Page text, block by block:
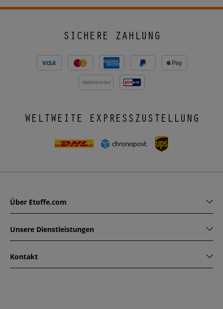
SICHERE ZAHLUNG
ÜBERWEISUNG
WELTWEITE EXPRESSZUSTELLUNG
Über Etoffe.com
Unsere Dienstleistungen
Kontakt